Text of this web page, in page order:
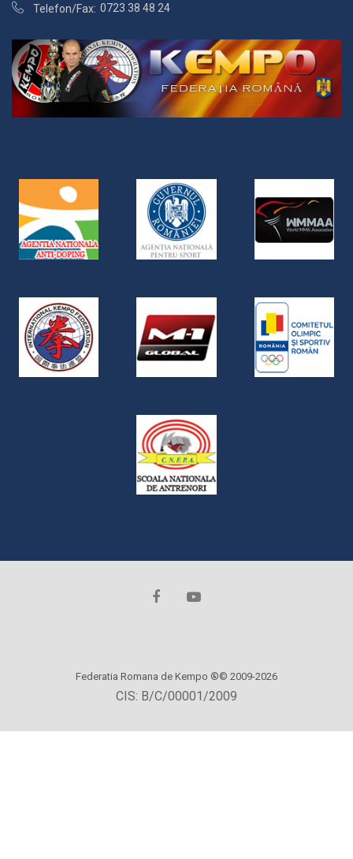
Telefon/Fax: 0723 38 48 24
Federatia Romana de Kempo ®© 2009-2026
CIS: B/C/00001/2009